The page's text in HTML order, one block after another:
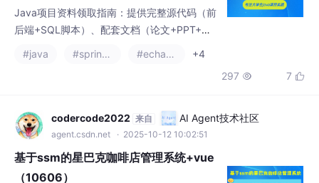
Java项目资料领取指南：提供完整源代码（前
后端+SQL脚本）、配套文档（论文+PPT+开
SM/SpringBoot/Vue/JSP/MySQL，支持IDE
#java
+4
297  7 
codercode2022 来自 AI Agent技术社区
agent.csdn.net · 2025-10-12 10:02:51
基于ssm的星巴克咖啡店管理系统+vue
（10606）